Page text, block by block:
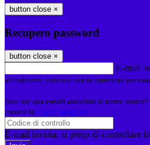
button close ×
Recupero password
button close ×
E-mail
all'indirizzo indicato con le istruzioni
Non hai una e-mail associata al nome
tramite la Login Spaggiari
E-mail inviata, si prega di controllare